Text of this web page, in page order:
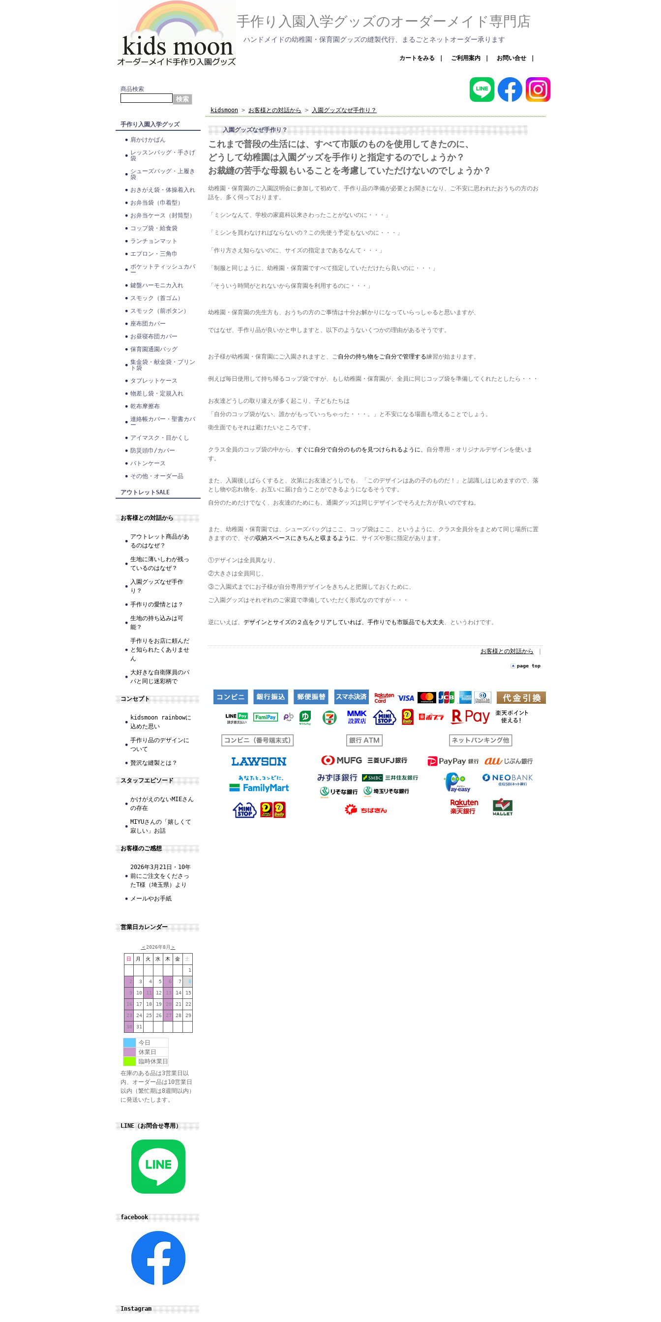
手作り入園入学グッズのオーダーメイド専門店
ハンドメイドの幼稚園・保育園グッズの縫製代行、まるごとネットオーダー承ります
カートをみる ご利用案内 お問い合せ
商品検索
手作り入園入学グッズ
肩かけかばん
レッスンバッグ・手さげ
袋
シューズバッグ・上履き
袋
おきがえ袋・体操着入れ
お弁当袋（巾着型）
お弁当ケース（封筒型）
コップ袋・給食袋
ランチョンマット
エプロン・三角巾
ポケットティッシュカバ
ー
鍵盤ハーモニカ入れ
スモック（首ゴム）
スモック（前ボタン）
座布団カバー
お昼寝布団カバー
保育園通園バッグ
集金袋・献金袋・プリン
ト袋
タブレットケース
物差し袋・定規入れ
乾布摩擦布
連絡帳カバー・聖書カバ
ー
アイマスク・目かくし
防災頭巾/カバー
バトンケース
その他・オーダー品
アウトレットSALE
お客様との対話から
アウトレット商品があ
るのはなぜ？
生地に薄いしわが残っ
ているのはなぜ？
入園グッズなぜ手作
り？
手作りの愛情とは？
生地の持ち込みは可
能？
手作りをお店に頼んだ
と知られたくありませ
ん
大好きな自衛隊員のパ
パと同じ迷彩柄で
コンセプト
kidsmoon rainbowに
込めた思い
手作り品のデザインに
ついて
贅沢な縫製とは？
スタッフエピソード
かけがえのないMIEさん
の存在
MIYUさんの「嬉しくて
寂しい」お話
お客様のご感想
2026年3月21日・10年
前にご注文をくださっ
たT様（埼玉県）より
メールやお手紙
営業日カレンダー
＜2026年8月 ＞
日 月 火 水 木 金 土
1
2 3 4 5 6 7 8
9 10 11 12 13 14 15
16 17 18 19 20 21 22
23 24 25 26 27 28 29
30 31
今日
休業日
臨時休業日
在庫のある品は3営業日以
内、オーダー品は10営業日
以内（繁忙期は8週間以内）
に発送いたします。
LINE（お問合せ専用）
facebook
Instagram
kidsmoon > お客様との対話から > 入園グッズなぜ手作り？
入園グッズなぜ手作り？
これまで普段の生活には、すべて市販のものを使用してきたのに、
どうして幼稚園は入園グッズを手作りと指定するのでしょうか？
お裁縫の苦手な母親もいることを考慮していただけないのでしょうか？
幼稚園・保育園のご入園説明会に参加して初めて、手作り品の準備が必要とお聞きになり、ご不安に思われたおうちの方のお
話を、多く伺っております。
「ミシンなんて、学校の家庭科以来さわったことがないのに・・・」
「ミシンを買わなければならないの？この先使う予定もないのに・・・」
「作り方さえ知らないのに、サイズの指定まであるなんて・・・」
「制服と同じように、幼稚園・保育園ですべて指定していただけたら良いのに・・・」
「そういう時間がとれないから保育園を利用するのに・・・」
幼稚園・保育園の先生方も、おうちの方のご事情は十分お解かりになっていらっしゃると思いますが、
ではなぜ、手作り品が良いかと申しますと、以下のようないくつかの理由があるそうです。
お子様が幼稚園・保育園にご入園されますと、ご自分の持ち物をご自分で管理する練習が始まります。
例えば毎日使用して持ち帰るコップ袋ですが、もし幼稚園・保育園が、全員に同じコップ袋を準備してくれたとしたら・・・
お友達どうしの取り違えが多く起こり、子どもたちは
「自分のコップ袋がない、誰かがもっていっちゃった・・・。」と不安になる場面も増えることでしょう。
衛生面でもそれは避けたいところです。
クラス全員のコップ袋の中から、 すぐに自分で自分のものを見つけられるように、 自分専用・オリジナルデザインを使いま
す。
また、入園後しばらくすると、次第にお友達どうしでも、「このデザインはあの子のものだ！」と認識しはじめますので、落
とし物や忘れ物を、お互いに届け合うことができるようになるそうです。
自分のためだけでなく、お友達のためにも、通園グッズは同じデザインでそろえた方が良いのですね。
また、幼稚園・保育園では、シューズバッグはここ、コップ袋はここ、というように、クラス全員分をまとめて同じ場所に置
きますので、その収納スペースにきちんと収まるように、サイズや形に指定があります。
①デザインは全員異なり、
②大きさは全員同じ、
③ご入園式までにお子様が自分専用デザインをきちんと把握しておくために、
ご入園グッズはそれぞれのご家庭で準備していただく形式なのですが・・・
逆にいえば、 デザインとサイズの２点をクリアしていれば、手作りでも市販品でも大丈夫、というわけです。
お客様との対話から
page top